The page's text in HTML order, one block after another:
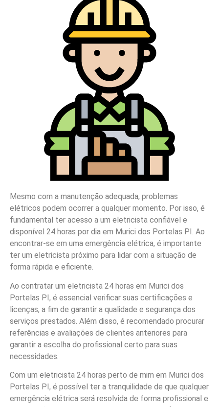
Mesmo com a manutenção adequada, problemas
elétricos podem ocorrer a qualquer momento. Por isso, é
fundamental ter acesso a um eletricista confiável e
disponível 24 horas por dia em Murici dos Portelas PI. Ao
encontrar-se em uma emergência elétrica, é importante
ter um eletricista próximo para lidar com a situação de
forma rápida e eficiente.
Ao contratar um eletricista 24 horas em Murici dos
Portelas PI, é essencial verificar suas certificações e
licenças, a fim de garantir a qualidade e segurança dos
serviços prestados. Além disso, é recomendado procurar
referências e avaliações de clientes anteriores para
garantir a escolha do profissional certo para suas
necessidades.
Com um eletricista 24 horas perto de mim em Murici dos
Portelas PI, é possível ter a tranquilidade de que qualquer
emergência elétrica será resolvida de forma profissional e